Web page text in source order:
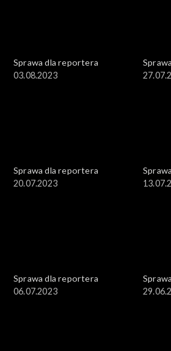
Sprawa dla reportera
03.08.2023
Sprawa dla reportera
20.07.2023
Sprawa dla reportera
06.07.2023